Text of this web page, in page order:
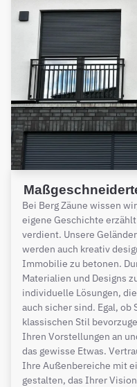
Bei Berg Zäune wissen
eigene Geschichte
verdient. Unsere
werden auch kreativ
Immobilie zu betonen.
Materialien und Designs
individuelle Lösungen,
auch sicher sind. Egal,
klassischen Stil
Ihren Vorstellungen an
das gewisse Etwas.
Ihre Außenbereiche mit
gestalten, das Ihrer